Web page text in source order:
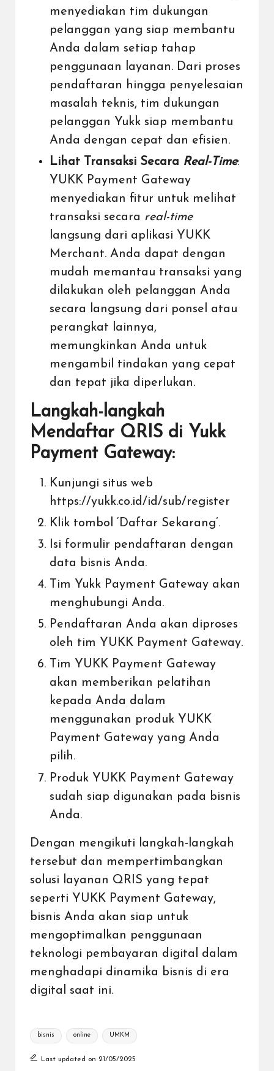
menyediakan tim dukungan
pelanggan yang siap membantu
Anda dalam setiap tahap
penggunaan layanan. Dari proses
pendaftaran hingga penyelesaian
masalah teknis, tim dukungan
pelanggan Yukk siap membantu
Anda dengan cepat dan efisien.
Lihat Transaksi Secara Real-Time:
YUKK Payment Gateway
menyediakan fitur untuk melihat
transaksi secara real-time
langsung dari aplikasi YUKK
Merchant. Anda dapat dengan
mudah memantau transaksi yang
dilakukan oleh pelanggan Anda
secara langsung dari ponsel atau
perangkat lainnya,
memungkinkan Anda untuk
mengambil tindakan yang cepat
dan tepat jika diperlukan.
Langkah-langkah
Mendaftar QRIS di Yukk
Payment Gateway:
Kunjungi situs web
https://yukk.co.id/id/sub/register
Klik tombol ‘Daftar Sekarang’.
Isi formulir pendaftaran dengan
data bisnis Anda.
Tim Yukk Payment Gateway akan
menghubungi Anda.
Pendaftaran Anda akan diproses
oleh tim YUKK Payment Gateway.
Tim YUKK Payment Gateway
akan memberikan pelatihan
kepada Anda dalam
menggunakan produk YUKK
Payment Gateway yang Anda
pilih.
Produk YUKK Payment Gateway
sudah siap digunakan pada bisnis
Anda.
Dengan mengikuti langkah-langkah
tersebut dan mempertimbangkan
solusi layanan QRIS yang tepat
seperti YUKK Payment Gateway,
bisnis Anda akan siap untuk
mengoptimalkan penggunaan
teknologi pembayaran digital dalam
menghadapi dinamika bisnis di era
digital saat ini.
Tags:
bisnis online UMKM
Last updated on 21/05/2025